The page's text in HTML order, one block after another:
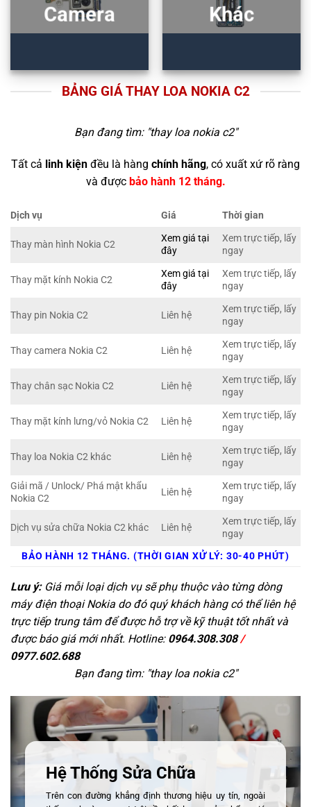
Camera Khác
BẢNG GIÁ THAY LOA NOKIA C2
Bạn đang tìm: "thay loa nokia c2"
Tất cả linh kiện đều là hàng chính hãng, có xuất xứ rõ ràng
và được bảo hành 12 tháng.
Dịch vụ Giá Thời gian
Thay màn hình Nokia C2
Xem giá tại
đây
Xem trực tiếp, lấy
ngay
Thay mặt kính Nokia C2
Xem giá tại
đây
Xem trực tiếp, lấy
ngay
Thay pin Nokia C2 Liên hệ
Xem trực tiếp, lấy
ngay
Thay camera Nokia C2 Liên hệ
Xem trực tiếp, lấy
ngay
Thay chân sạc Nokia C2 Liên hệ
Xem trực tiếp, lấy
ngay
Thay mặt kính lưng/vỏ Nokia C2 Liên hệ
Xem trực tiếp, lấy
ngay
Thay loa Nokia C2 khác Liên hệ
Xem trực tiếp, lấy
ngay
Giải mã / Unlock/ Phá mật khẩu
Nokia C2
Liên hệ
Xem trực tiếp, lấy
ngay
Dịch vụ sửa chữa Nokia C2 khác Liên hệ
Xem trực tiếp, lấy
ngay
BẢO HÀNH 12 THÁNG. (THỜI GIAN XỬ LÝ: 30-40 PHÚT)
Lưu ý:Giá mỗi loại dịch vụ sẽ phụ thuộc vào từng dòng
máy điện thoại Nokia do đó quý khách hàng có thể liên hệ
trực tiếp trung tâm để được hỗ trợ về kỹ thuật tốt nhất và
được báo giá mới nhất. Hotline: 0964.308.308/
0977.602.688
Bạn đang tìm: "thay loa nokia c2"
Hệ Thống Sửa Chữa
Trên con đường khẳng định thương hiệu uy tín, ngoài